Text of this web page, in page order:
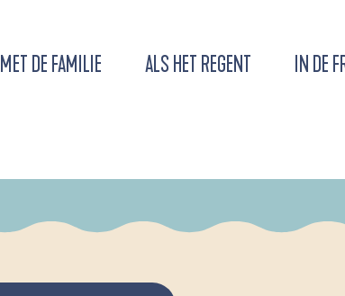
MET DE FAMILIE ALS HET REGENT IN DE